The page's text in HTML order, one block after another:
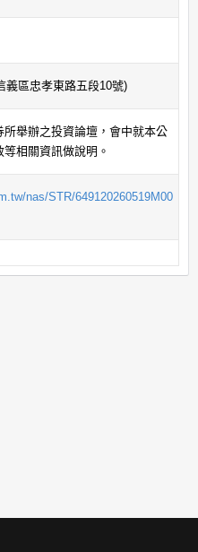
義區忠孝東路五段10號)
舉辦之投資論壇，會中就本公
相關資訊做說明。
nas/STR/649120260519M00